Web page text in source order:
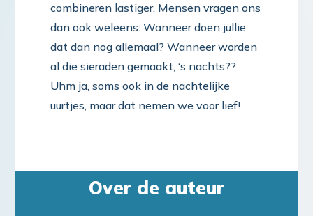
combineren lastiger. Mensen vragen ons
dan ook weleens: Wanneer doen jullie
dat dan nog allemaal? Wanneer worden
al die sieraden gemaakt, ‘s nachts??
Uhm ja, soms ook in de nachtelijke
uurtjes, maar dat nemen we voor lief!
Over de auteur